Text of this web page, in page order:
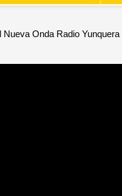
Nueva Onda Radio